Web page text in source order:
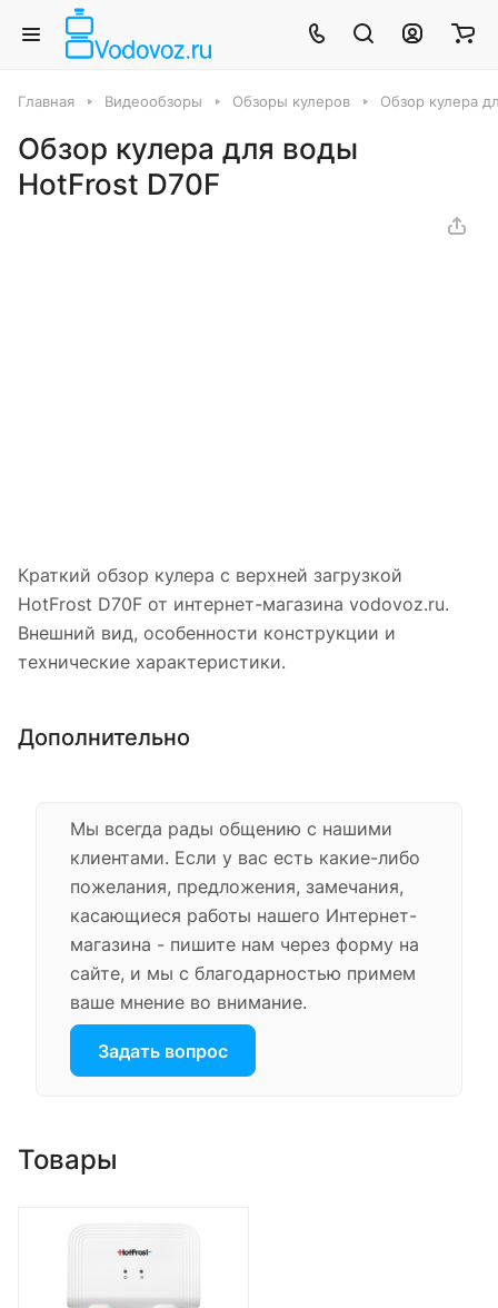
Главная Видеообзоры Обзоры кулеров Обзор кулера
Обзор кулера для воды
HotFrost D70F
Краткий обзор кулера с верхней загрузкой
HotFrost D70F от интернет-магазина vodovoz.ru.
Внешний вид, особенности конструкции и
технические характеристики.
Дополнительно
Мы всегда рады общению с нашими
клиентами. Если у вас есть какие-либо
пожелания, предложения, замечания,
касающиеся работы нашего Интернет-
магазина - пишите нам через форму на
сайте, и мы с благодарностью примем
ваше мнение во внимание.
Задать вопрос
Товары